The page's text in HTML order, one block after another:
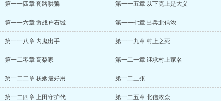
第一一四章 套路哄骗 第一一五章 以下克上是大义
第一一六章 激战户石城 第一一七章 出兵北信浓
第一一八章 内鬼出手 第一一九章 村上之死
第一二零章 高梨家 第一二一章 继承村上家名
第一二二章 联姻最好用 第一二三张
第一二四章 上田守护代 第一二五章 北信浓众